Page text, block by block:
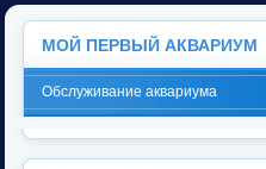
МОЙ ПЕРВЫЙ АКВАРИУМ
Обслуживание аквариума